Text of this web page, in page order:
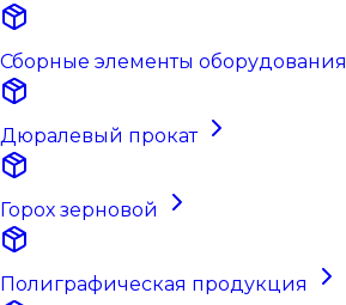
Сборные элементы оборудования
Дюралевый прокат
Горох зерновой
Полиграфическая продукция